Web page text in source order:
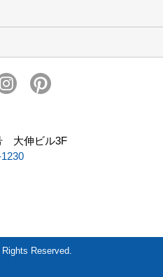
大伸ビル3F
Reserved.